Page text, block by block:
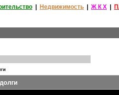
Недвижимость Ж К Х